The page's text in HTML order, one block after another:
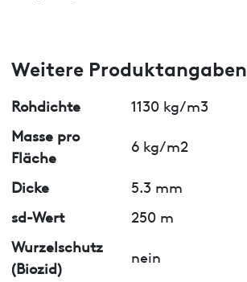
Weitere Produktangaben
Rohdichte
1130 kg/m3
Masse pro
Fläche
6 kg/m2
Dicke
5.3 mm
sd-Wert
250 m
Wurzelschutz
(Biozid)
nein